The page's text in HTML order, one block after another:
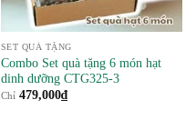
SET QUÀ TẶNG
Combo Set quà tặng 6 món hạt
dinh dưỡng CTG325-3
Chỉ 479,000₫